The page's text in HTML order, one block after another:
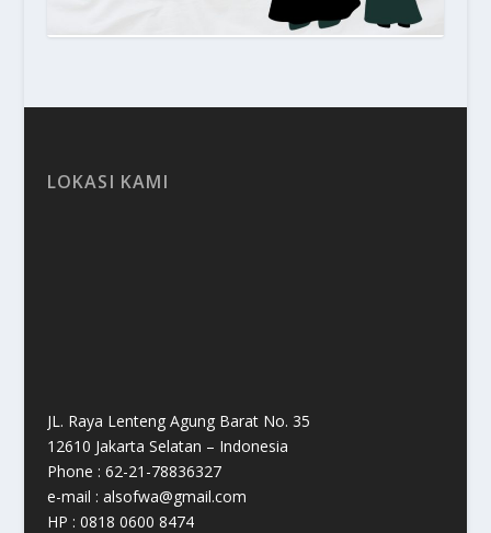
LOKASI KAMI
JL. Raya Lenteng Agung Barat No. 35
12610 Jakarta Selatan – Indonesia
Phone : 62-21-78836327
e-mail : alsofwa@gmail.com
HP : 0818 0600 8474